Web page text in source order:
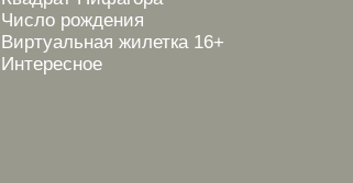
Число рождения
Виртуальная жилетка 16+
Интересное